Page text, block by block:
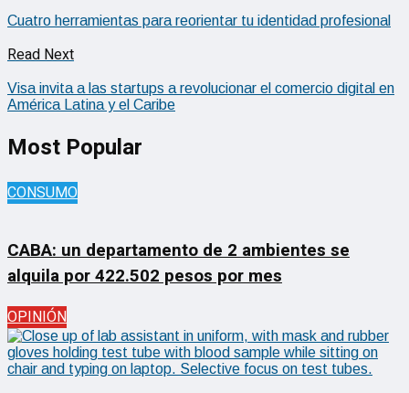
Cuatro herramientas para reorientar tu identidad profesional
Read Next
Visa invita a las startups a revolucionar el comercio digital en
América Latina y el Caribe
Most Popular
CONSUMO
CABA: un departamento de 2 ambientes se
alquila por 422.502 pesos por mes
OPINIÓN